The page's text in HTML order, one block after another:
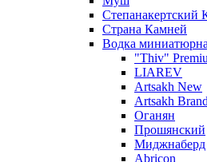
Степанакертский
Страна Камней
Водка
"Thiv"
LIAREV
Artsakh New
Artsakh
Оганян
Прошянский
Миджнаберд
Abricon